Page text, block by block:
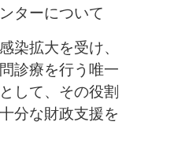
ターについて
拡大を受け、
診療を行う唯一
して、その役割
分な財政支援を